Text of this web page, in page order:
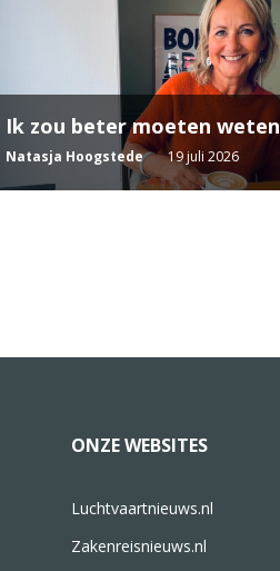
Ik zou beter moeten weten
Natasja Hoogstede 19 juli 2026
ONZE WEBSITES
Luchtvaartnieuws.nl
Zakenreisnieuws.nl